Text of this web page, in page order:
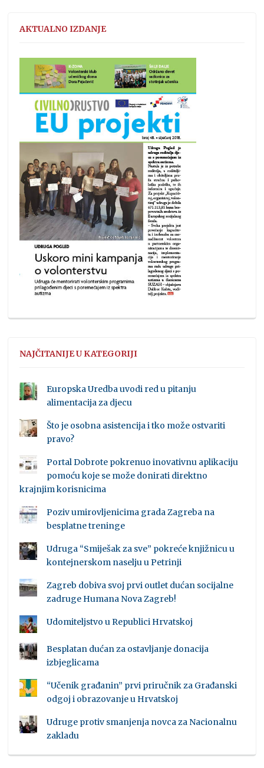
AKTUALNO IZDANJE
NAJČITANIJE U KATEGORIJI
Europska Uredba uvodi red u pitanju
alimentacija za djecu
Što je osobna asistencija i tko može ostvariti
pravo?
Portal Dobrote pokrenuo inovativnu aplikaciju
pomoću koje se može donirati direktno
krajnjim korisnicima
Poziv umirovljenicima grada Zagreba na
besplatne treninge
Udruga “Smiješak za sve” pokreće knjižnicu u
kontejnerskom naselju u Petrinji
Zagreb dobiva svoj prvi outlet dućan socijalne
zadruge Humana Nova Zagreb!
Udomiteljstvo u Republici Hrvatskoj
Besplatan dućan za ostavljanje donacija
izbjeglicama
“Učenik građanin” prvi priručnik za Građanski
odgoj i obrazovanje u Hrvatskoj
Udruge protiv smanjenja novca za Nacionalnu
zakladu